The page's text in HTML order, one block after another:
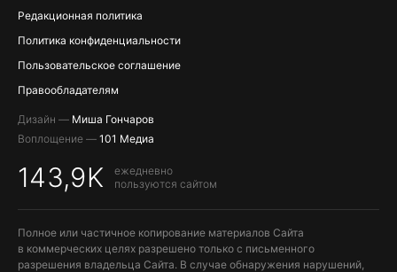
Редакционная политика
Политика конфиденциальности
Пользовательское соглашение
Правообладателям
Дизайн — Миша Гончаров
Воплощение — 101 Медиа
143,9K
ежедневно
пользуются сайтом
Полное или частичное копирование материалов Сайта
в коммерческих целях разрешено только с письменного
разрешения владельца Сайта. В случае обнаружения нарушений,